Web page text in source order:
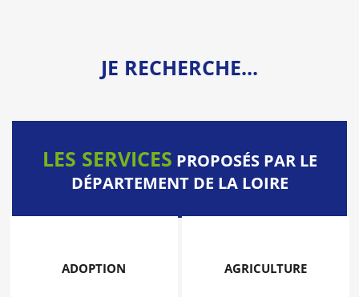
JE RECHERCHE...
LES SERVICES PROPOSÉS PAR LE
DÉPARTEMENT DE LA LOIRE
ADOPTION AGRICULTURE